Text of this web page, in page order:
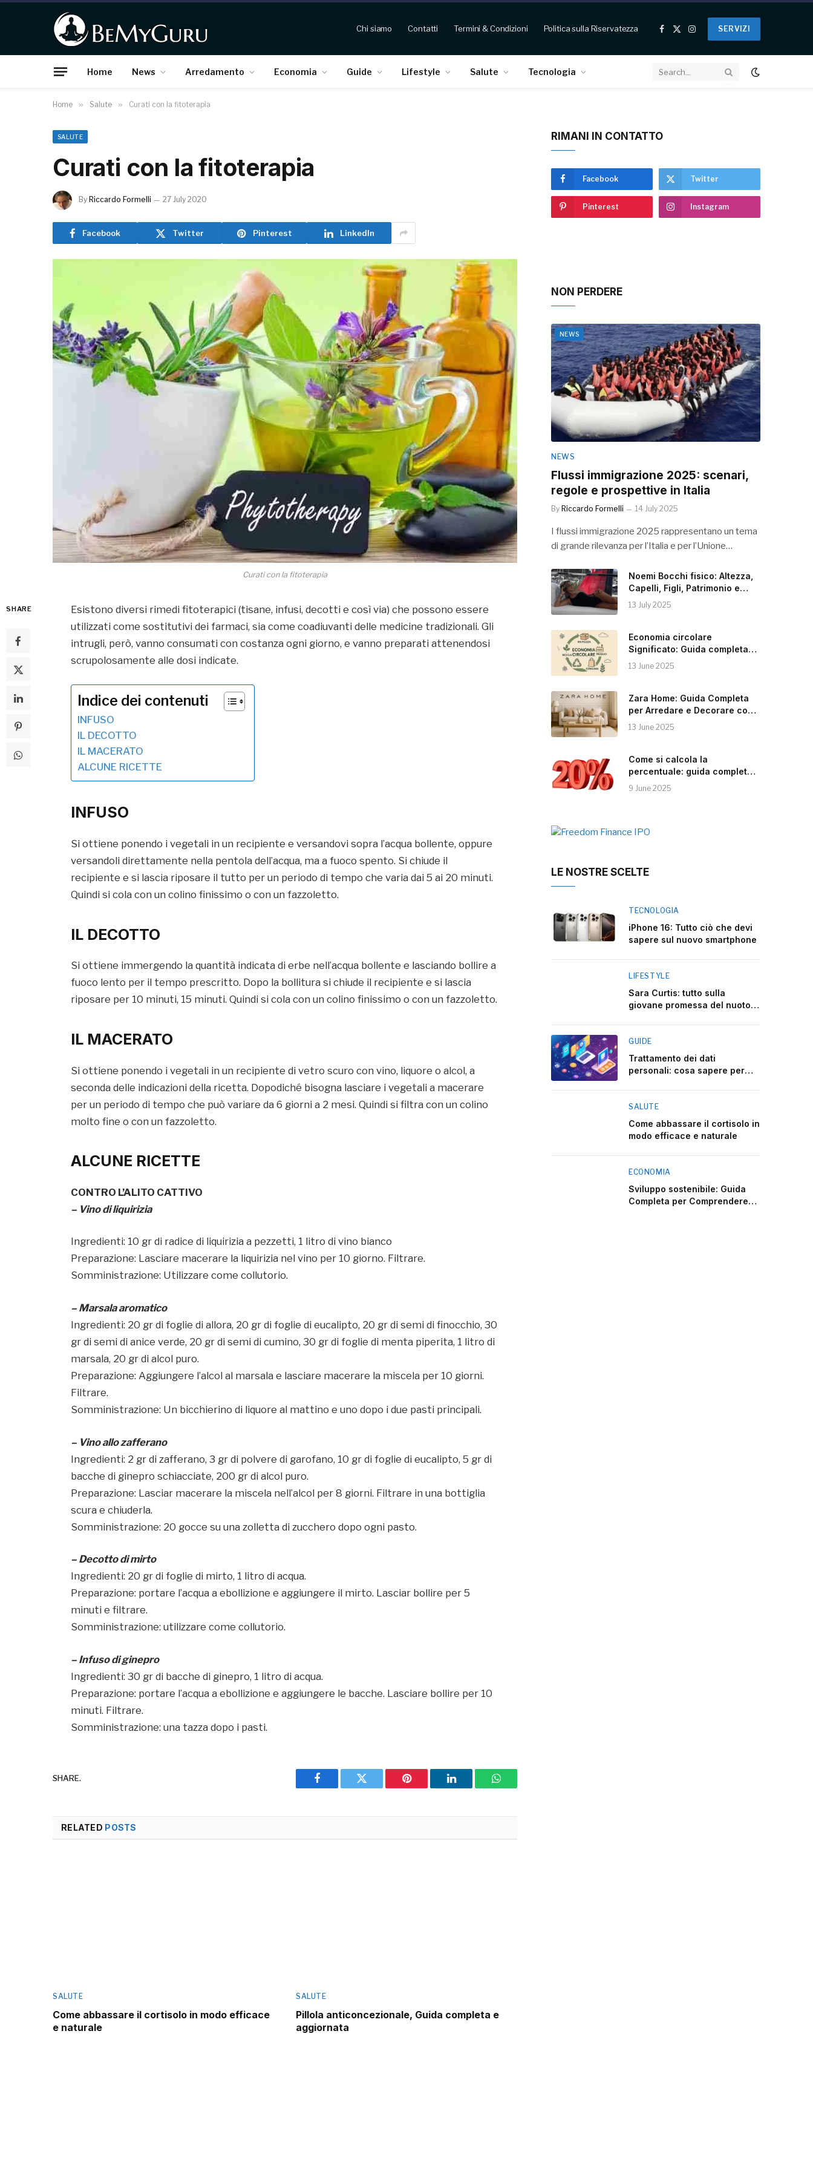
Chi siamo Contatti Termini & Condizioni Politica sulla Riservatezza
Facebook
X
Instagram
SERVIZI
Home News Arredamento Economia Guide Lifestyle Salute Tecnologia
Home » Salute » Curati con la fitoterapia
SALUTE
Curati con la fitoterapia
By Riccardo Formelli 27 July 2020
Facebook Twitter Pinterest LinkedIn
Curati con la fitoterapia
SHARE
Esistono diversi rimedi fitoterapici (tisane, infusi, decotti e così via) che possono essere
utilizzati come sostitutivi dei farmaci, sia come coadiuvanti delle medicine tradizionali. Gli
intrugli, però, vanno consumati con costanza ogni giorno, e vanno preparati attenendosi
scrupolosamente alle dosi indicate.
Indice dei contenuti
INFUSO
IL DECOTTO
IL MACERATO
ALCUNE RICETTE
INFUSO
Si ottiene ponendo i vegetali in un recipiente e versandovi sopra l’acqua bollente, oppure
versandoli direttamente nella pentola dell’acqua, ma a fuoco spento. Si chiude il
recipiente e si lascia riposare il tutto per un periodo di tempo che varia dai 5 ai 20 minuti.
Quindi si cola con un colino finissimo o con un fazzoletto.
IL DECOTTO
Si ottiene immergendo la quantità indicata di erbe nell’acqua bollente e lasciando bollire a
fuoco lento per il tempo prescritto. Dopo la bollitura si chiude il recipiente e si lascia
riposare per 10 minuti, 15 minuti. Quindi si cola con un colino finissimo o con un fazzoletto.
IL MACERATO
Si ottiene ponendo i vegetali in un recipiente di vetro scuro con vino, liquore o alcol, a
seconda delle indicazioni della ricetta. Dopodiché bisogna lasciare i vegetali a macerare
per un periodo di tempo che può variare da 6 giorni a 2 mesi. Quindi si filtra con un colino
molto fine o con un fazzoletto.
ALCUNE RICETTE
CONTRO L’ALITO CATTIVO
– Vino di liquirizia
Ingredienti: 10 gr di radice di liquirizia a pezzetti, 1 litro di vino bianco
Preparazione: Lasciare macerare la liquirizia nel vino per 10 giorno. Filtrare.
Somministrazione: Utilizzare come collutorio.
– Marsala aromatico
Ingredienti: 20 gr di foglie di allora, 20 gr di foglie di eucalipto, 20 gr di semi di finocchio, 30
gr di semi di anice verde, 20 gr di semi di cumino, 30 gr di foglie di menta piperita, 1 litro di
marsala, 20 gr di alcol puro.
Preparazione: Aggiungere l’alcol al marsala e lasciare macerare la miscela per 10 giorni.
Filtrare.
Somministrazione: Un bicchierino di liquore al mattino e uno dopo i due pasti principali.
– Vino allo zafferano
Ingredienti: 2 gr di zafferano, 3 gr di polvere di garofano, 10 gr di foglie di eucalipto, 5 gr di
bacche di ginepro schiacciate, 200 gr di alcol puro.
Preparazione: Lasciar macerare la miscela nell’alcol per 8 giorni. Filtrare in una bottiglia
scura e chiuderla.
Somministrazione: 20 gocce su una zolletta di zucchero dopo ogni pasto.
– Decotto di mirto
Ingredienti: 20 gr di foglie di mirto, 1 litro di acqua.
Preparazione: portare l’acqua a ebollizione e aggiungere il mirto. Lasciar bollire per 5
minuti e filtrare.
Somministrazione: utilizzare come collutorio.
– Infuso di ginepro
Ingredienti: 30 gr di bacche di ginepro, 1 litro di acqua.
Preparazione: portare l’acqua a ebollizione e aggiungere le bacche. Lasciare bollire per 10
minuti. Filtrare.
Somministrazione: una tazza dopo i pasti.
SHARE.
Facebook Twitter Pinterest LinkedIn WhatsApp
RELATED POSTS
SALUTE
Come abbassare il cortisolo in modo efficace
e naturale
SALUTE
Pillola anticoncezionale, Guida completa e
aggiornata
RIMANI IN CONTATTO
Facebook Twitter
Pinterest Instagram
NON PERDERE
NEWS
NEWS
Flussi immigrazione 2025: scenari,
regole e prospettive in Italia
By Riccardo Formelli 14 July 2025
I flussi immigrazione 2025 rappresentano un tema
di grande rilevanza per l’Italia e per l’Unione…
Noemi Bocchi fisico: Altezza,
Capelli, Figli, Patrimonio e
Instagram
13 July 2025
Economia circolare
Significato: Guida completa
alla Sostenibilità
13 June 2025
Zara Home: Guida Completa
per Arredare e Decorare con
Stile
13 June 2025
Come si calcola la
percentuale: guida completa e
pratica
9 June 2025
LE NOSTRE SCELTE
TECNOLOGIA
iPhone 16: Tutto ciò che devi
sapere sul nuovo smartphone
LIFESTYLE
Sara Curtis: tutto sulla
giovane promessa del nuoto
GUIDE
Trattamento dei dati
personali: cosa sapere per
SALUTE
Come abbassare il cortisolo in
modo efficace e naturale
ECONOMIA
Sviluppo sostenibile: Guida
Completa per Comprendere